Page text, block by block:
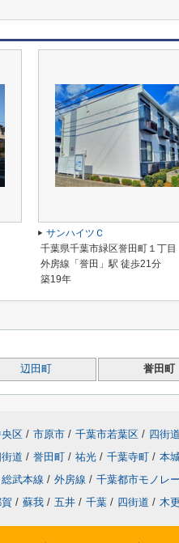
サンハイツＣ
千葉県千葉市緑区誉田町１丁目
外房線「誉田」駅 徒歩21分
築19年
辺田町 誉田町
区 / 市原市 / 千葉市若葉区 / 四街
街道 / 誉田町 / 祐光 / 千葉寺町 / 本
総武本線 / 外房線 / 千葉都市モノレ
/ 蘇我 / 五井 / 千葉 / 四街道 / 木